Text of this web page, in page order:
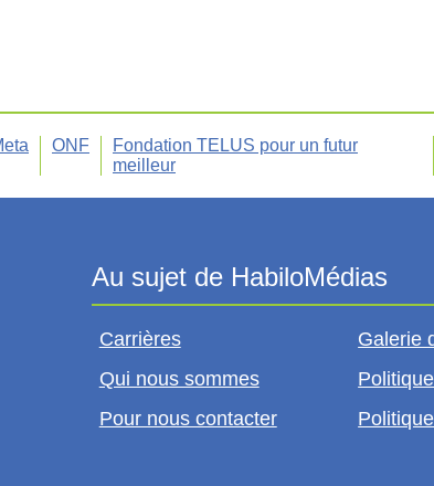
ONF
Fondation TELUS pour un futur
meilleur
Carrières
Qui nous sommes
Pour nous contacter
Galerie